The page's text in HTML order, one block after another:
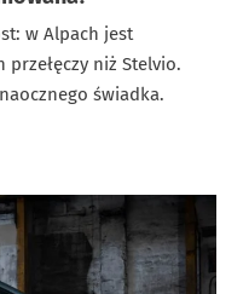
w Alpach jest
niż Stelvio.
świadka.